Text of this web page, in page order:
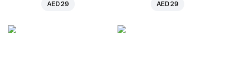
AED 29 AED 29